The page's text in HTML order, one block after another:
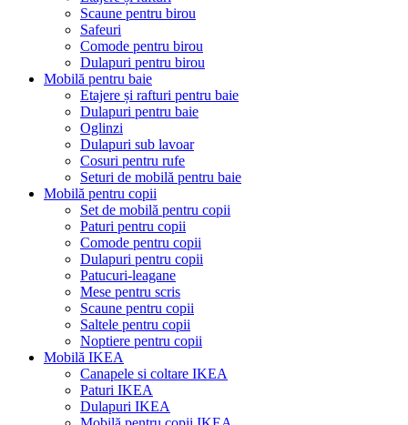
Scaune pentru birou
Safeuri
Comode pentru birou
Dulapuri pentru birou
Mobilă pentru baie
Etajere și rafturi pentru baie
Dulapuri pentru baie
Oglinzi
Dulapuri sub lavoar
Cosuri pentru rufe
Seturi de mobilă pentru baie
Mobilă pentru copii
Set de mobilă pentru copii
Paturi pentru copii
Comode pentru copii
Dulapuri pentru copii
Patucuri-leagane
Mese pentru scris
Scaune pentru copii
Saltele pentru copii
Noptiere pentru copii
Mobilă IKEA
Canapele si coltare IKEA
Paturi IKEA
Dulapuri IKEA